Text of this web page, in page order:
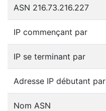
ASN 216.73.216.227
IP commençant par
IP se terminant par
Adresse IP débutant par
Nom ASN